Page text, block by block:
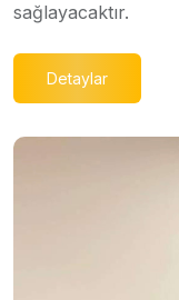
sağlayacaktır.
Detaylar